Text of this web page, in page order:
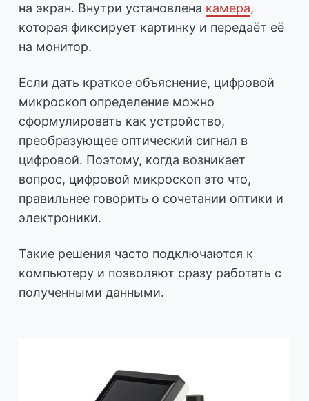
на экран. Внутри установлена камера,
которая фиксирует картинку и передаёт её
на монитор.
Если дать краткое объяснение, цифровой
микроскоп определение можно
сформулировать как устройство,
преобразующее оптический сигнал в
цифровой. Поэтому, когда возникает
вопрос, цифровой микроскоп это что,
правильнее говорить о сочетании оптики и
электроники.
Такие решения часто подключаются к
компьютеру и позволяют сразу работать с
полученными данными.